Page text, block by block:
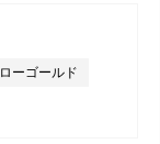
ーゴールド